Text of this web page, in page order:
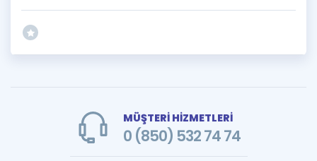
MÜŞTERİ HİZMETLERİ
0 (850) 532 74 74